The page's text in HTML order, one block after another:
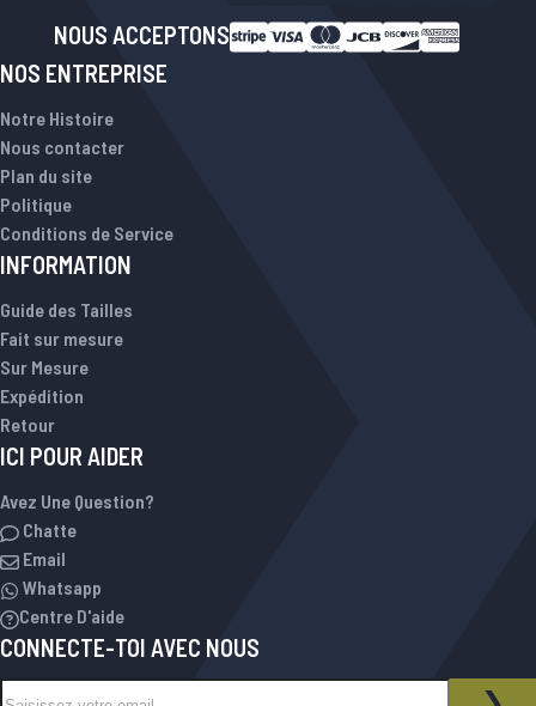
NOUS ACCEPTONS
NOS ENTREPRISE
Notre Histoire
Nous contacter
Plan du site
Politique
Conditions de Service
INFORMATION
Guide des Tailles
Fait sur mesure
Sur Mesure
Expédition
Retour
ICI POUR AIDER
Avez Une Question?
Chatte
Email
Whatsapp
Centre D'aide
CONNECTE-TOI AVEC NOUS
NEWSLETTER